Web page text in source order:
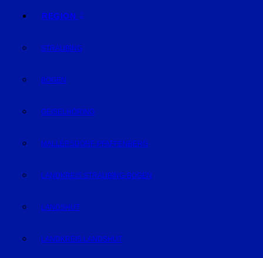
REGION
STRAUBING
BOGEN
GEISELHÖRING
MALLERSDORF-PFAFFENBERG
LANDKREIS STRAUBING-BOGEN
LANDSHUT
LANDKREIS LANDSHUT